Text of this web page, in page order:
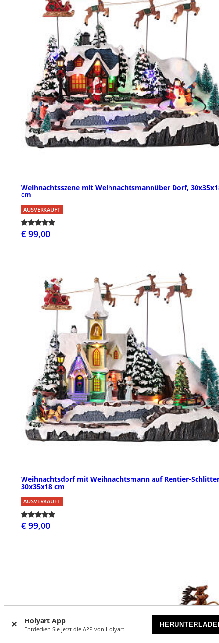
Holyart App
Entdecken Sie jetzt die APP von Holyart
Weihnachtsszene mit Weihnachtsmannüber Dorf,
cm
AUSVERKAUFT
€ 99,00
Weihnachtsdorf mit Weihnachtsmann auf Rentier-
30x35x18 cm
AUSVERKAUFT
€ 99,00